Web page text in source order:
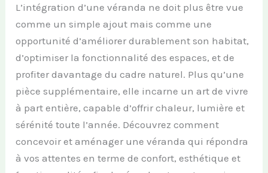
L’intégration d’une véranda ne doit plus être vue
comme un simple ajout mais comme une
opportunité d’améliorer durablement son habitat,
d’optimiser la fonctionnalité des espaces, et de
profiter davantage du cadre naturel. Plus qu’une
pièce supplémentaire, elle incarne un art de vivre
à part entière, capable d’offrir chaleur, lumière et
sérénité toute l’année. Découvrez comment
concevoir et aménager une véranda qui répondra
à vos attentes en terme de confort, esthétique et